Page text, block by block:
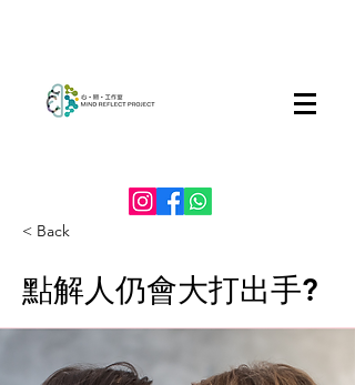
< Back
點解人仍會大打出手?